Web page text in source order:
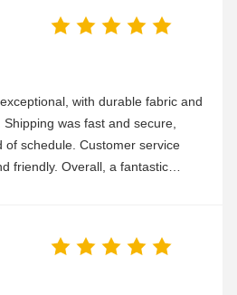
with durable fabric and
was fast and secure,
of schedule. Customer service
friendly. Overall, a fantastic